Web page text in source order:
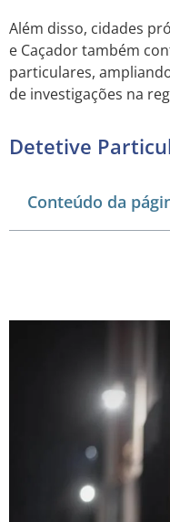
Além disso, cidades
e Caçador também
particulares,
de investigações na
Detetive
Conteúdo da